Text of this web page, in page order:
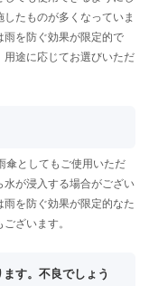
たものが多くなっていま
を防ぐ効果が限定的で
途に応じてお選びいただ
傘としてもご使用いただ
が浸入する場合がござい
を防ぐ効果が限定的なた
ざいます。
す。不良でしょう